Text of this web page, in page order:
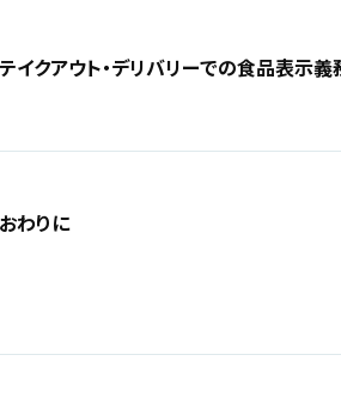
テイクアウト・デリバリーでの食品表示義
おわりに